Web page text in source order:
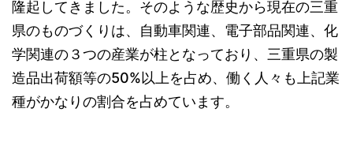
隆起してきました。そのような歴史から現在の三重
県のものづくりは、自動車関連、電子部品関連、化
学関連の３つの産業が柱となっており、三重県の製
造品出荷額等の50%以上を占め、働く人々も上記業
種がかなりの割合を占めています。